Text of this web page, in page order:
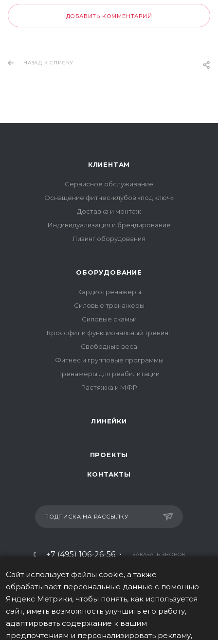
ДОБАВИТЬ КОММЕНТАРИЙ
НАЗАД К СПИСКУ
КЛИЕНТАМ
Сервисное обслуживание
Оснащение фитнес-клубов «под ключ»
Доставка и монтаж
Индивидуализация и брендирование
Лизинг оборудования
ОБОРУДОВАНИЕ
Кардиотренажеры
Силовые тренажеры
Силовые скамьи
Кроссфит и функциональный тренинг
Свободные веса
Фитнес и групповые программы
Тренажеры для реабилитации
Растяжка и МФР
ЛИНЕЙКИ
ПРОЕКТЫ
КОНТАКТЫ
ПОДПИСКА НА РАССЫЛКУ
+7 (495) 106-26-56 ЗАКАЗАТЬ ЗВОНОК
info@italy-sport.ru
Москва, ул. Мосфильмовская 42с1
Сайт использует файлы cookie, а также
обрабатывает персональные данные с помощью
Яндекс Метрики, чтобы понять, как используется
сайт, иметь возможность улучшить его работу,
адаптировать содержание к вашим
предпочтениям и персонализировать рекламу,